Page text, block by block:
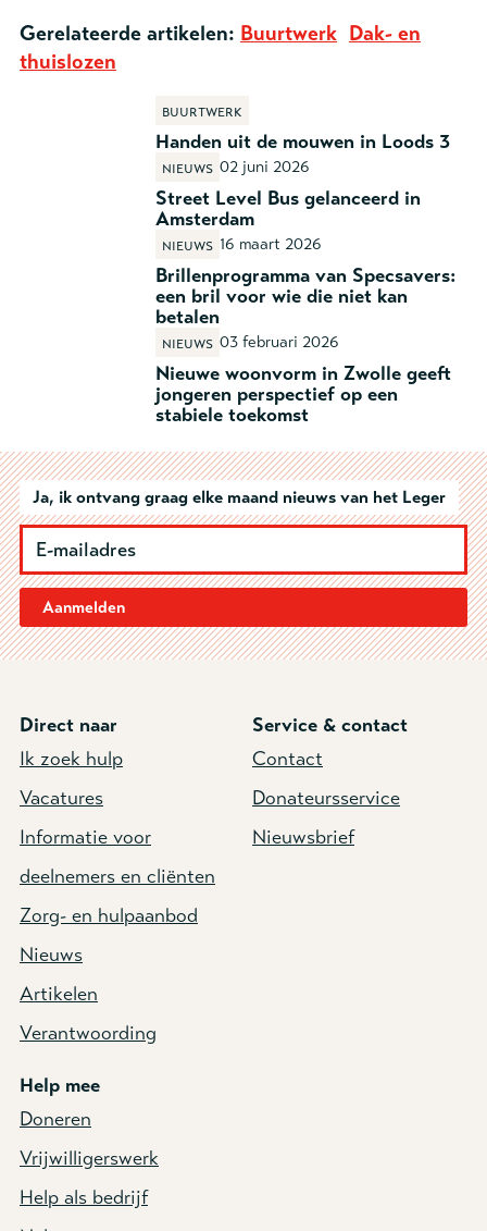
Gerelateerde artikelen: Buurtwerk Dak- en
thuislozen
Handen uit de mouwen in Loods 3
Buurtwerk
Street Level Bus gelanceerd in
Amsterdam
Nieuws 02 juni 2026
Brillenprogramma van Specsavers:
een bril voor wie die niet kan
betalen
Nieuws 16 maart 2026
Nieuwe woonvorm in Zwolle geeft
jongeren perspectief op een
stabiele toekomst
Nieuws 03 februari 2026
Ja, ik ontvang graag elke maand nieuws van het Leger
Aanmelden
Direct naar
Ik zoek hulp
Vacatures
Informatie voor
deelnemers en cliënten
Zorg- en hulpaanbod
Nieuws
Artikelen
Verantwoording
Service & contact
Contact
Donateursservice
Nieuwsbrief
Help mee
Doneren
Vrijwilligerswerk
Help als bedrijf